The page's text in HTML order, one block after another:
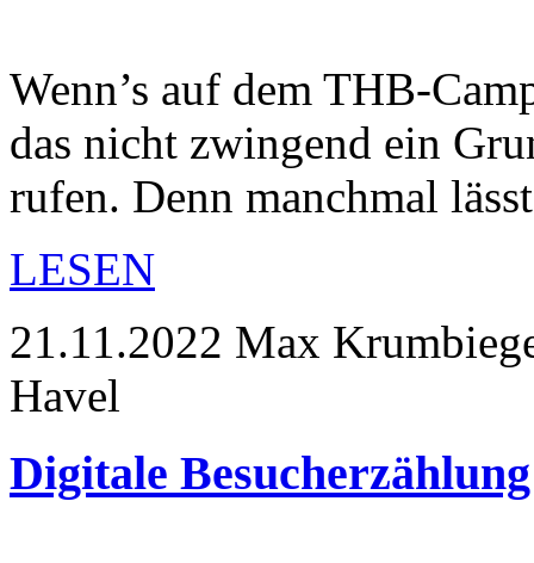
Wenn’s auf dem THB-
das nicht zwingend ein
rufen. Denn manchmal
LESEN
21.11.2022 Max
Havel
Digitale